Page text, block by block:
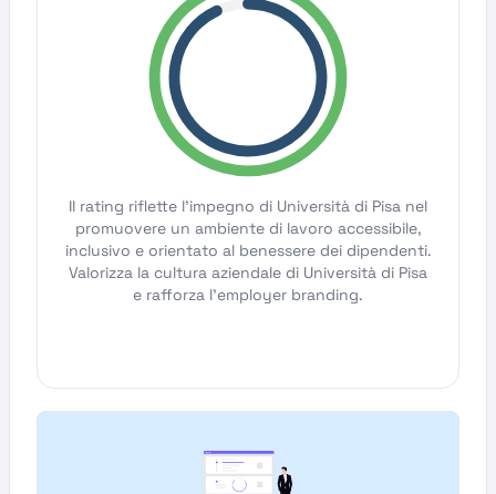
Il rating riflette l'impegno di Università di Pisa nel
promuovere un ambiente di lavoro accessibile,
inclusivo e orientato al benessere dei dipendenti.
Valorizza la cultura aziendale di Università di Pisa
e rafforza l'employer branding.